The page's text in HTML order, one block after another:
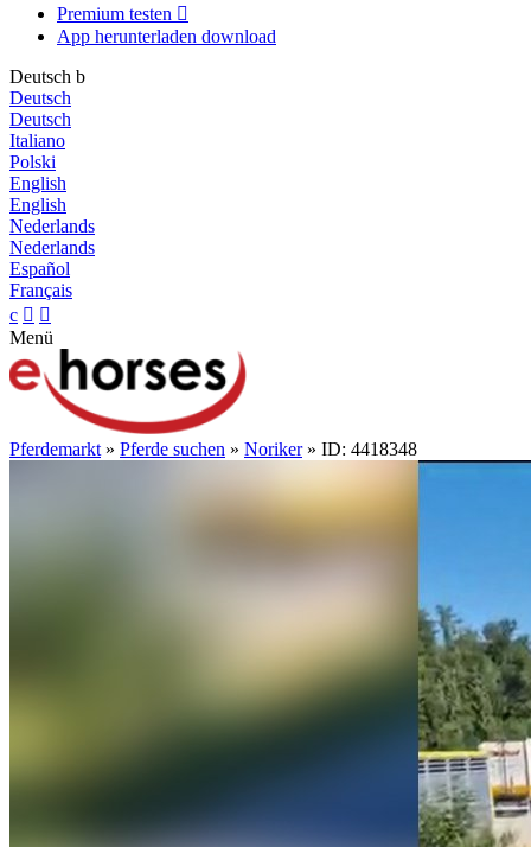
Premium testen 
App herunterladen download
Deutsch b
Deutsch
Deutsch
Italiano
Polski
English
English
Nederlands
Nederlands
Español
Français
c  
Menü
Pferdemarkt » Pferde suchen » Noriker» ID: 4418348